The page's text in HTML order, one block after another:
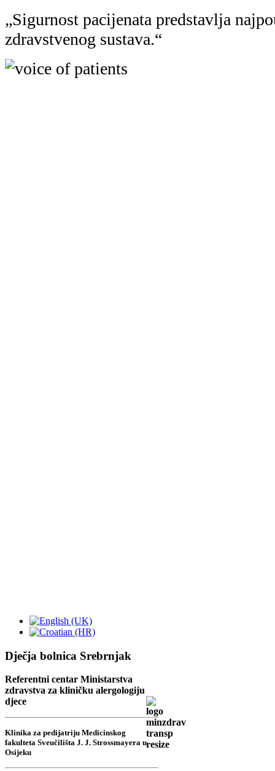
„Sigurnost pacijenata predstavlja
zdravstvenog sustava.“
Dječja bolnica Srebrnjak
Referentni centar Ministarstva
zdravstva za kliničku alergologiju
djece
Klinika za pedijatriju Medicinskog
fakulteta Sveučilišta J. J. Strossmayera u
Osijeku